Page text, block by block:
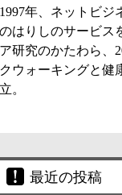
1997年、ネットビジ
のはりしのサービス
ア研究のかたわら、
クウォーキングと健
立。
最近の投稿